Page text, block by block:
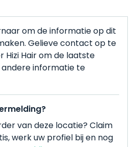
om de informatie op dit
Gelieve contact op te
Hizi Hair om de laatste
andere informatie te
van deze locatie? Claim
werk uw profiel bij en nog